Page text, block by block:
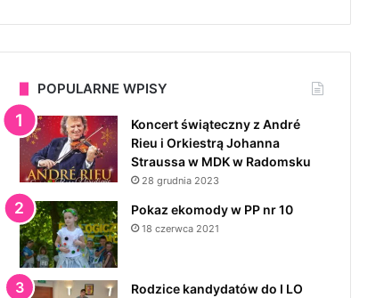
POPULARNE WPISY
Koncert świąteczny z André
Rieu i Orkiestrą Johanna
Straussa w MDK w Radomsku
28 grudnia 2023
Pokaz ekomody w PP nr 10
18 czerwca 2021
Rodzice kandydatów do I LO